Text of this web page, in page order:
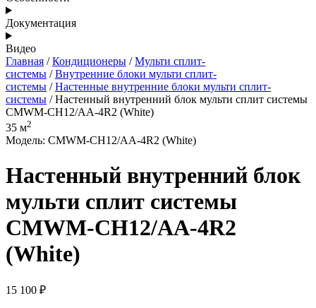
Документация
Видео
Главная /Кондиционеры /Мульти сплит-
системы /Внутренние блоки мульти сплит-
системы /Настенные внутренние блоки мульти сплит-
системы / Настенный внутренний блок мульти сплит системы
CMWM-CH12/AA-4R2 (White)
35 м2
Модель: CMWM-CH12/AA-4R2 (White)
Настенный внутренний блок
мульти сплит системы
CMWM-CH12/AA-4R2
(White)
15 100 ₽